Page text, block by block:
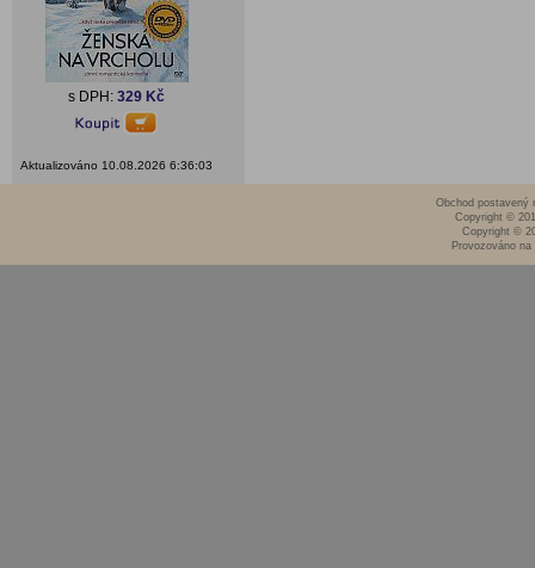
s DPH: 329 Kč
Aktualizováno 10.08.2026 6:36:03
Obchod postavený
Copyright ©
Copyright ©
Provozováno